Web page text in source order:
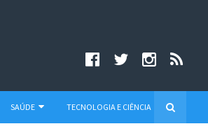
SAÚDE TECNOLOGIA E CIÊNCIA